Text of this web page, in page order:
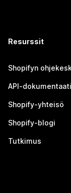
Resurssit
Shopifyn
API-
Shopify-yhteisö
Shopify-blogi
Tutkimus